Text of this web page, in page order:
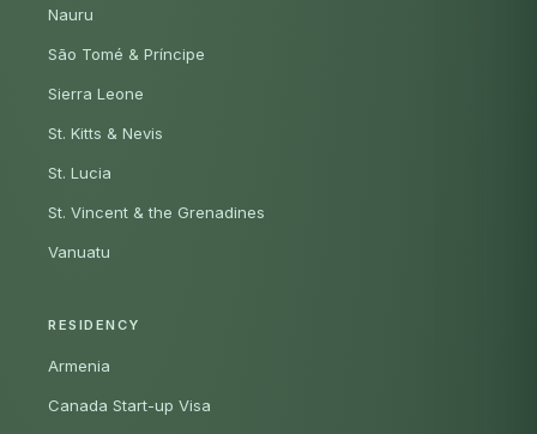
Nauru
São Tomé & Príncipe
Sierra Leone
St. Kitts & Nevis
St. Lucia
St. Vincent & the Grenadines
Vanuatu
RESIDENCY
Armenia
Canada Start-up Visa